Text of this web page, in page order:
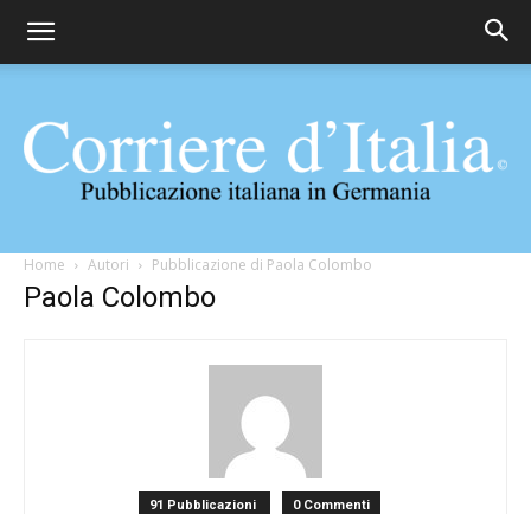
Corriere
Home Autori Pubblicazione di Paola Colombo
Paola Colombo
91 Pubblicazioni 0 Commenti